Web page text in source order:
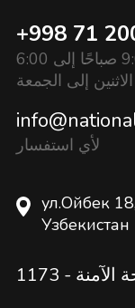
+998 71
ساعات العمل: من 9:00 صباحًا إلى 6:00
إلى الجمعة
لأي استفسار
ул.Ойбек
Узбекистан
الآمنة - 1173